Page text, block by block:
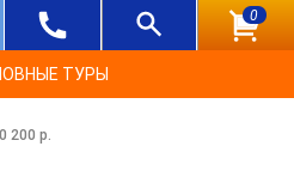
0
ТУРЫ
200 р.